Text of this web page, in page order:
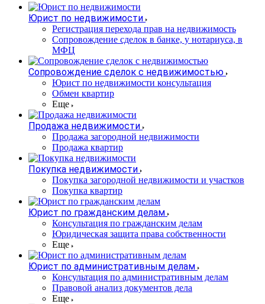
Юрист по недвижимости
Регистрация перехода прав на недвижимость
Сопровождение сделок в банке, у нотариуса, в
МФЦ
Сопровождение сделок с недвижимостью
Юрист по недвижимости консультация
Обмен квартир
Еще
Продажа недвижимости
Продажа загородной недвижимости
Продажа квартир
Покупка недвижимости
Покупка загородной недвижимости и участков
Покупка квартир
Юрист по гражданским делам
Консультация по гражданским делам
Юридическая защита права собственности
Еще
Юрист по административным делам
Консультация по административным делам
Правовой анализ документов дела
Еще